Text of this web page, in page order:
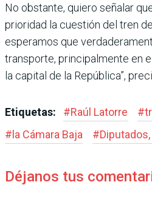
No obstante, quiero señalar
prioridad la cuestión del tren
esperamos que
transporte, principalmente en
la capital de la República”,
Etiquetas: #Raúl Latorre #
#la Cámara Baja #
Déjanos tus